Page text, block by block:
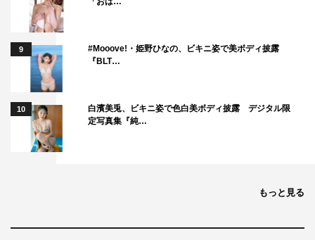
9
#Mooove!・姫野ひなの、ビキニ姿で美ボディ披露
『BLT…
10
白濱美兎、ビキニ姿で色白美ボディ披露 デジタル限
定写真集『純…
もっと見る